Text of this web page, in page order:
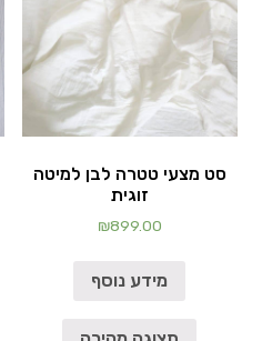
סט מצעי טטרה לבן למיטה
זוגית
₪899.00
מידע נוסף